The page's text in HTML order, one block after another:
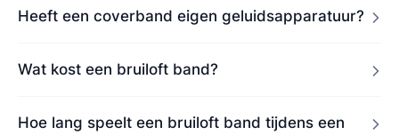
Heeft een coverband eigen geluidsapparatuur?
Wat kost een bruiloft band?
Hoe lang speelt een bruiloft band tijdens een